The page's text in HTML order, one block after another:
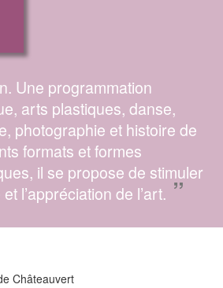
Une programmation
arts plastiques, danse,
photographie et histoire de
formats et formes
il se propose de stimuler
l’appréciation de l’art. ”
Châteauvert